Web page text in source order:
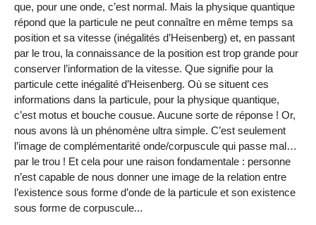
que, pour une onde, c’est normal. Mais la physique quantique
répond que la particule ne peut connaître en même temps sa
position et sa vitesse (inégalités d’Heisenberg) et, en passant
par le trou, la connaissance de la position est trop grande pour
conserver l’information de la vitesse. Que signifie pour la
particule cette inégalité d’Heisenberg. Où se situent ces
informations dans la particule, pour la physique quantique,
c’est motus et bouche cousue. Aucune sorte de réponse ! Or,
nous avons là un phénomène ultra simple. C’est seulement
l’image de complémentarité onde/corpuscule qui passe mal…
par le trou ! Et cela pour une raison fondamentale : personne
n’est capable de nous donner une image de la relation entre
l’existence sous forme d’onde de la particule et son existence
sous forme de corpuscule...